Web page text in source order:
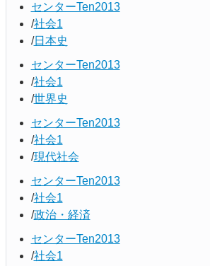
センターTen2013
社会1
日本史
センターTen2013
社会1
世界史
センターTen2013
社会1
現代社会
センターTen2013
社会1
政治・経済
センターTen2013
社会1